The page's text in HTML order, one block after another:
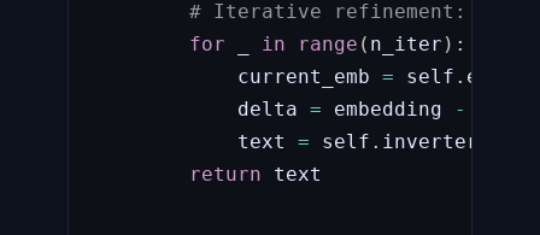
# Iterative refinement: re-
for
in range ( n_iter ) :
            current_emb
= self .
            delta
= embedding -
            text
= self . inverter
return text